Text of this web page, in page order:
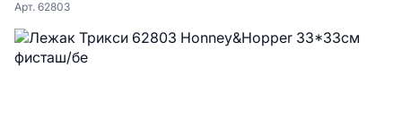
Арт. 62803